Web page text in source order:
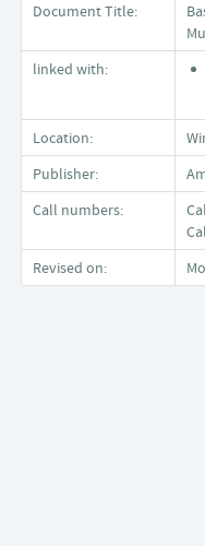
Document Title:
linked with:
Location:
Publisher:
Call numbers:
Revised on: